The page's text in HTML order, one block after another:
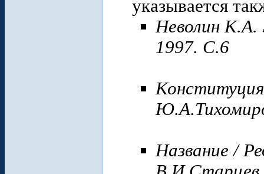
указывается
Неволин К.А.
1997. С.6
Название /